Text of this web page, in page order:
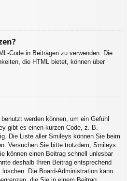
Code in Beiträgen zu verwenden. Die
die HTML bietet, können über
werden können, um ein Gefühl
gibt es einen kurzen Code, z. B.
Die Liste aller Smileys können Sie beim
Versuchen Sie bitte trotzdem, Smileys
können einen Beitrag schnell unlesbar
deshalb Ihren Beitrag entsprechend
Die Board-Administration kann